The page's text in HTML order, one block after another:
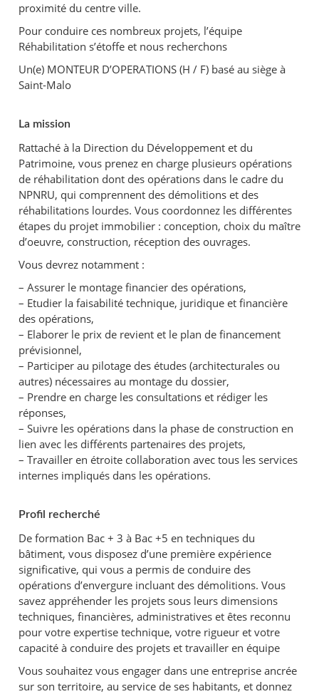
proximité du centre ville.
Pour conduire ces nombreux projets, l’équipe
Réhabilitation s’étoffe et nous recherchons
Un(e) MONTEUR D’OPERATIONS (H / F) basé au siège à
Saint-Malo
La mission
Rattaché à la Direction du Développement et du
Patrimoine, vous prenez en charge plusieurs opérations
de réhabilitation dont des opérations dans le cadre du
NPNRU, qui comprennent des démolitions et des
réhabilitations lourdes. Vous coordonnez les différentes
étapes du projet immobilier : conception, choix du maître
d’oeuvre, construction, réception des ouvrages.
Vous devrez notamment :
– Assurer le montage financier des opérations,
– Etudier la faisabilité technique, juridique et financière
des opérations,
– Elaborer le prix de revient et le plan de financement
prévisionnel,
– Participer au pilotage des études (architecturales ou
autres) nécessaires au montage du dossier,
– Prendre en charge les consultations et rédiger les
réponses,
– Suivre les opérations dans la phase de construction en
lien avec les différents partenaires des projets,
– Travailler en étroite collaboration avec tous les services
internes impliqués dans les opérations.
Profil recherché
De formation Bac + 3 à Bac +5 en techniques du
bâtiment, vous disposez d’une première expérience
significative, qui vous a permis de conduire des
opérations d’envergure incluant des démolitions. Vous
savez appréhender les projets sous leurs dimensions
techniques, financières, administratives et êtes reconnu
pour votre expertise technique, votre rigueur et votre
capacité à conduire des projets et travailler en équipe
Vous souhaitez vous engager dans une entreprise ancrée
sur son territoire, au service de ses habitants, et donnez